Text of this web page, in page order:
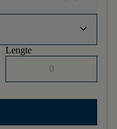
keyboard_arrow_down
Lengte